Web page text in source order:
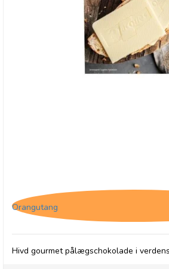
Orangutang
Hivd gourmet pålægschokolade i